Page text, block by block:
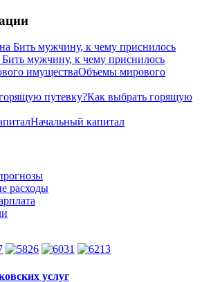
Бить мужчину, к чему приснилось
Объемы мирового
Как выбрать горящую
Начальный капитал
расходы
услуг